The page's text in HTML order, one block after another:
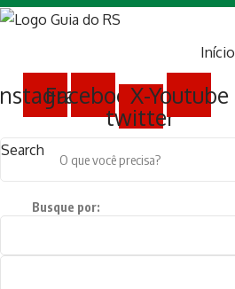
Início
FacebookX-
twitter
Youtube
Search
Busque por: